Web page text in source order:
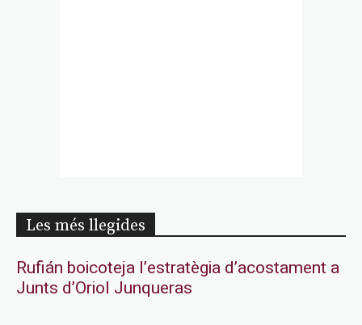
Les més llegides
Rufián boicoteja l’estratègia d’acostament a
Junts d’Oriol Junqueras